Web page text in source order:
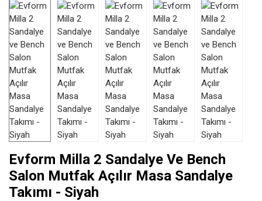
Evform Milla 2 Sandalye Ve Bench
Salon Mutfak Açılır Masa Sandalye
Takımı - Siyah